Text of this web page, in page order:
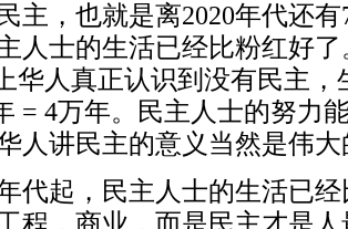
主，也就是离2020年代还有
人士的生活已经比粉红好
华人真正认识到没有民主
= 4万年。民主人士的努力
人讲民主的意义当然是伟大
代起，民主人士的生活已